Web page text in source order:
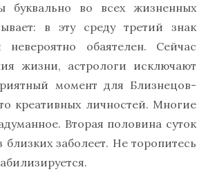
буквально во всех жизненных
в эту среду третий знак
обаятелен. Сейчас
жизни, астрологи исключают
момент для Близнецов-
креативных личностей. Многие
Вторая половина суток
заболеет. Не торопитесь